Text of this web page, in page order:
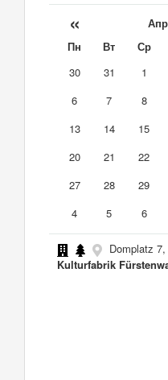
«
Пн Вт Ср
30
31 1
6
7 8
13
14 15
20
21 22
27
28 29
4
5 6
Domplatz
Kulturfabrik